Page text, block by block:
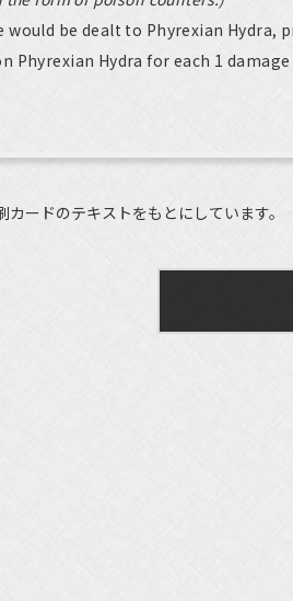
would be dealt to Phyrexian Hydra,
Phyrexian Hydra for each 1
ードのテキストをもとにしています。